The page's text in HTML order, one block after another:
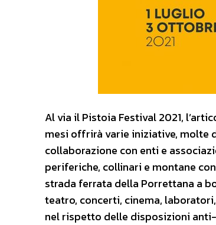
Al via il Pistoia Festival 2021,
mesi offrirà varie iniziative, molte
collaborazione con enti e
periferiche, collinari e montane
strada ferrata della Porrettana a
teatro, concerti, cinema,
nel rispetto delle disposizioni